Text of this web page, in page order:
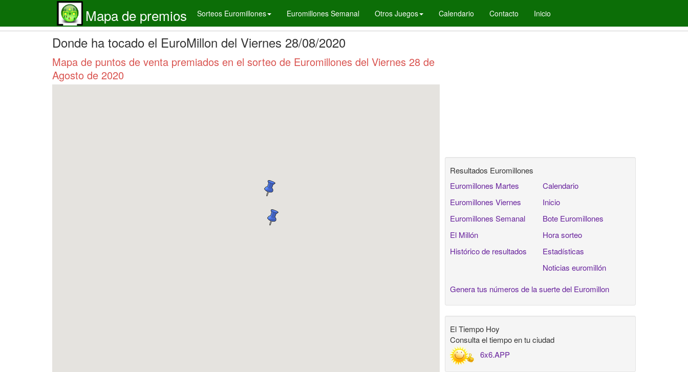
Mapa de premios Sorteos Euromillones Euromillones Semanal Otros Juegos Calendario Contacto Inicio
Donde ha tocado el EuroMillon del Viernes 28/08/2020
Mapa de puntos de venta premiados en el sorteo de Euromillones del Viernes 28 de
Agosto de 2020
Resultados Euromillones
Euromillones Martes
Euromillones Viernes
Euromillones Semanal
El Millón
Histórico de resultados
Calendario
Inicio
Bote Euromillones
Hora sorteo
Estadísticas
Noticias euromillón
Genera tus números de la suerte del Euromillon
El Tiempo Hoy
Consulta el tiempo en tu ciudad
6x6.APP